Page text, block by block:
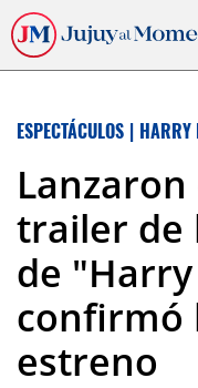
ESPECTÁCULOS | HARRY
trailer de
de
confirmó
estreno